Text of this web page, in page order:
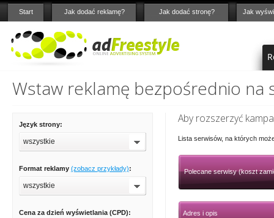
Start Jak dodać reklamę? Jak dodać stronę? Jak
Wstaw reklamę bezpośrednio na
Język strony:
wszystkie
Format reklamy (zobacz przykłady):
wszystkie
Cena za dzień wyświetlania (CPD):
Aby rozszerzyć
Lista serwisów, na których
Polecane serwisy (koszt
Adres i opis